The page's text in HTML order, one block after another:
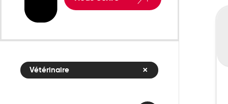
Vétérinaire